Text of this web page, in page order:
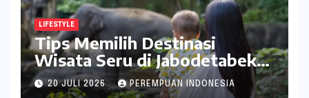
LIFESTYLE
Tips Memilih Destinasi
Wisata Seru di Jabodetabek
ala inDrive
20 JULI 2026 PEREMPUAN INDONESIA